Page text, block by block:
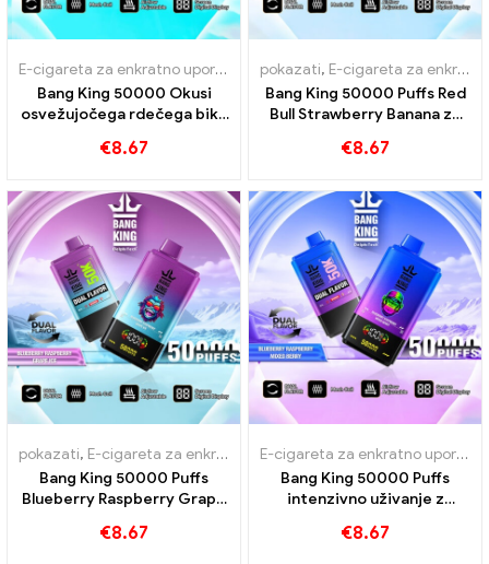
E-cigareta za enkratno uporabo z nikotinom ,E-cigarete za
Bang King 50000 Okusi
osvežujočega rdečega bika
€8.67
pokazati, E-cigareta za enkratno uporabo z nikotinom
Bang King 50000 Puffs Red
Bull Strawberry Banana za
€8.67
pokazati, E-cigareta za enkratno uporabo z nikotinom ,E-cigarete
Bang King 50000 Puffs
Blueberry Raspberry Grape
€8.67
E-cigareta za enkratno uporabo z nikotinom
Bang King 50000 Puffs
intenzivno uživanje z
mešanim jagodičjem
€8.67